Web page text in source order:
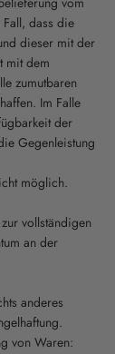
dass die
dieser mit der
mit dem
zumutbaren
Im Falle
der
Gegenleistung
möglich.
vollständigen
an der
anderes
von Waren: